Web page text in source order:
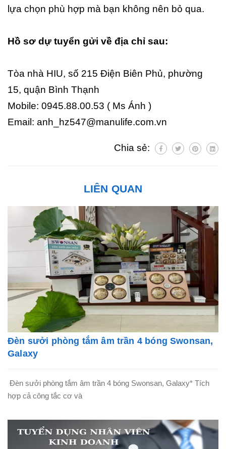
lựa chọn phù hợp mà bạn không nên bỏ qua.
Hồ sơ dự tuyển gửi về địa chỉ sau:
Tòa nhà HIU, số 215 Điện Biên Phủ, phường
15, quận Bình Thạnh
Mobile: 0945.88.00.53 ( Ms Ánh )
Email: anh_hz547@manulife.com.vn
Chia sẻ:
LIÊN QUAN
Đèn sưởi phòng tắm âm trần 4 bóng Swonsan,
Galaxy
Đèn sưởi phòng tắm âm trần 4 bóng Swonsan, Galaxy* Tích
hợp cả công tắc cơ và